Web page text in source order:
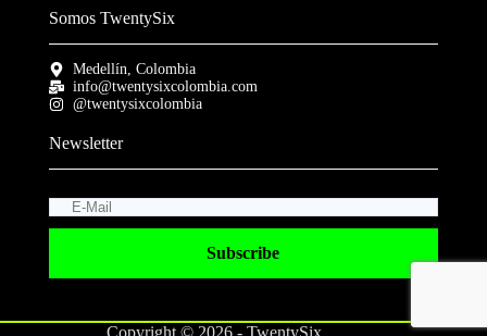
Somos TwentySix
Medellín, Colombia
info@twentysixcolombia.com
@twentysixcolombia
Newsletter
Subscribe
Copyright © 2026 - TwentySix